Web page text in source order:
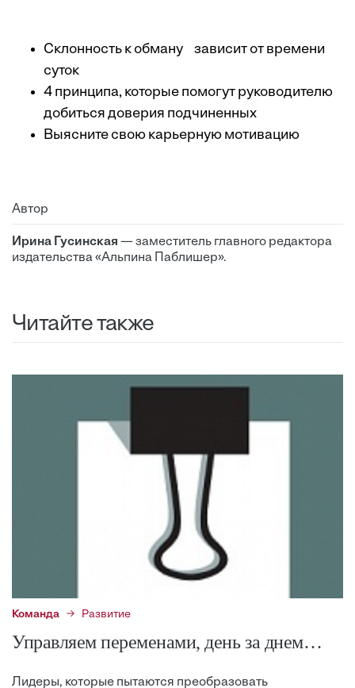
Склонность к обману зависит от времени
суток
4 принципа, которые помогут руководителю
добиться доверия подчиненных
Выясните свою карьерную мотивацию
Автор
Ирина Гусинская — заместитель главного редактора
издательства «Альпина Паблишер».
Читайте также
Команда Развитие
Управляем переменами, день за днем…
Лидеры, которые пытаются преобразовать